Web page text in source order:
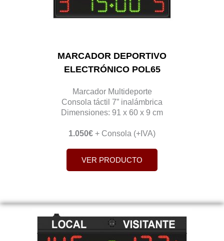
MARCADOR DEPORTIVO
ELECTRÓNICO POL65
Marcador Multideporte
Consola táctil 7” inalámbrica
Dimensiones: 91 x 60 x 9 cm
1.050€ + Consola (+IVA)
VER PRODUCTO